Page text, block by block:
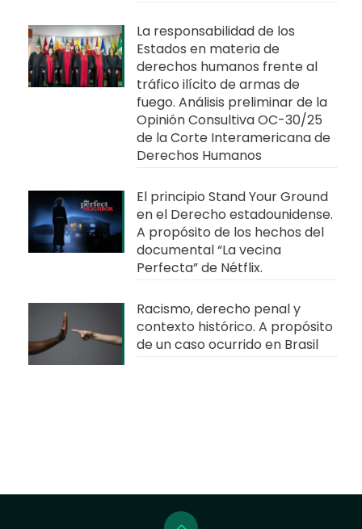
La responsabilidad de los
Estados en materia de
derechos humanos frente al
tráfico ilícito de armas de
fuego. Análisis preliminar de la
Opinión Consultiva OC-30/25
de la Corte Interamericana de
Derechos Humanos
El principio Stand Your Ground
en el Derecho estadounidense.
A propósito de los hechos del
documental “La vecina
Perfecta” de Nétflix.
Racismo, derecho penal y
contexto histórico. A propósito
de un caso ocurrido en Brasil